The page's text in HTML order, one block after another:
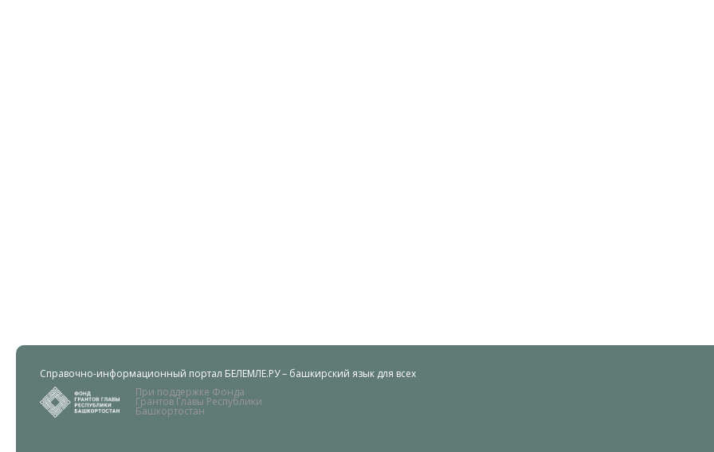
Справочно-информационный портал БЕЛЕМЛЕ.РУ – башкирский язык для всех
При поддержке Фонда
Грантов Главы Республики
Башкортостан.